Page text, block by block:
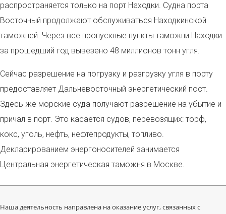
распространяется только на порт Находки. Судна порта
Восточный продолжают обслуживаться Находкинской
таможней. Через все пропускные пункты таможни Находки
за прошедший год вывезено 48 миллионов тонн угля.
Сейчас разрешение на погрузку и разгрузку угля в порту
предоставляет Дальневосточный энергетический пост.
Здесь же морские суда получают разрешение на убытие и
причал в порт. Это касается судов, перевозящих: торф,
кокс, уголь, нефть, нефтепродукты, топливо.
Декларированием энергоносителей занимается
Центральная энергетическая таможня в Москве.
Наша деятельность направлена на оказание услуг, связанных с